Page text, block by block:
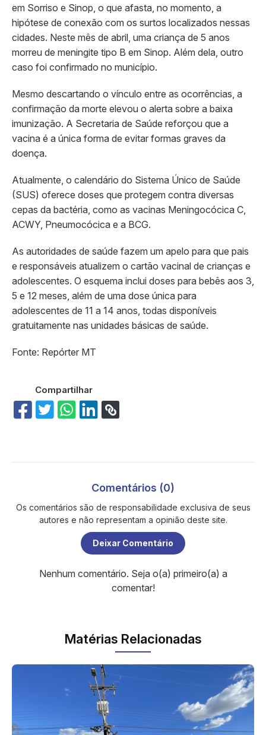
em Sorriso e Sinop, o que afasta, no momento, a
hipótese de conexão com os surtos localizados nessas
cidades. Neste mês de abril, uma criança de 5 anos
morreu de meningite tipo B em Sinop. Além dela, outro
caso foi confirmado no município.
Mesmo descartando o vínculo entre as ocorrências, a
confirmação da morte elevou o alerta sobre a baixa
imunização. A Secretaria de Saúde reforçou que a
vacina é a única forma de evitar formas graves da
doença.
Atualmente, o calendário do Sistema Único de Saúde
(SUS) oferece doses que protegem contra diversas
cepas da bactéria, como as vacinas Meningocócica C,
ACWY, Pneumocócica e a BCG.
As autoridades de saúde fazem um apelo para que pais
e responsáveis atualizem o cartão vacinal de crianças e
adolescentes. O esquema inclui doses para bebês aos 3,
5 e 12 meses, além de uma dose única para
adolescentes de 11 a 14 anos, todas disponíveis
gratuitamente nas unidades básicas de saúde.
Fonte: Repórter MT
Compartilhar
Comentários (0)
Os comentários são de responsabilidade exclusiva de seus
autores e não representam a opinião deste site.
Deixar Comentário
Nenhum comentário. Seja o(a) primeiro(a) a
comentar!
Matérias Relacionadas